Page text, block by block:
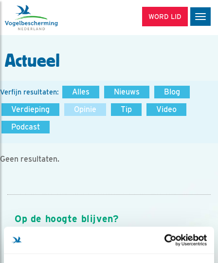
WORD LID
Actueel
Verfijn resultaten: Alles Nieuws
Blog
Verdieping
Opinie Tip
Video
Podcast
Geen resultaten.
Op de hoogte blijven?
Meld je aan en ontvang nieuws, inspiratie, acties en tips
over vogels en activiteiten van Vogelbescherming.